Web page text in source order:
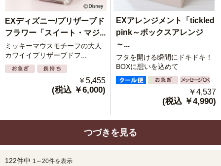
EXディズニー/プリザーブド
フラワー「スイート・マジ...
ミッキーマウスモチーフの大人
カワイイプリザーブドフ...
￥5,455
(税込 ￥6,000)
EXアレンジメント「tickled
pink～ボックスアレンジ
～...
フタを開ける瞬間にドキドキ！
BOXに想いを込めて
￥4,537
(税込 ￥4,990)
つづきを見る
122件中 1～20件を表示